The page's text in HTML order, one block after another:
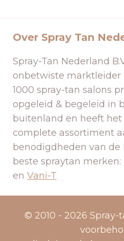
Over Spray Tan
Spray-Tan Nederland
onbetwiste marktleider
1000 spray-tan salons
opgeleid & begeleid in
buitenland en heeft
complete assortiment
benodigdheden van
beste spraytan merken:
en Vani-T
© 2010 - 2026 Spray-